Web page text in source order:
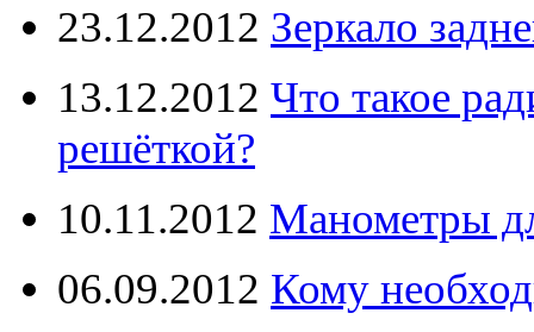
23.12.2012 Зеркало
13.12.2012 Что такое
решёткой?
10.11.2012 Манометры
06.09.2012 Кому